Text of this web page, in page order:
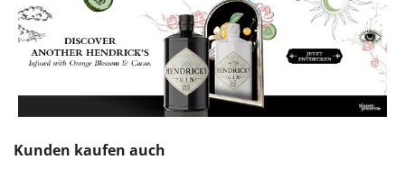
Produktgalerie überspringen
Kunden kaufen auch